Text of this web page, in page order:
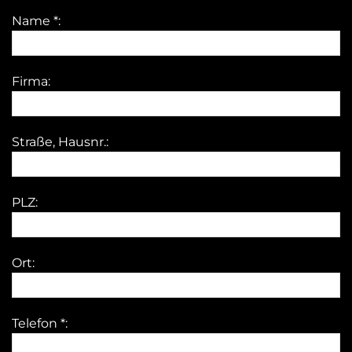
Name *:
Firma:
Straße, Hausnr.:
PLZ:
Ort:
Telefon *: